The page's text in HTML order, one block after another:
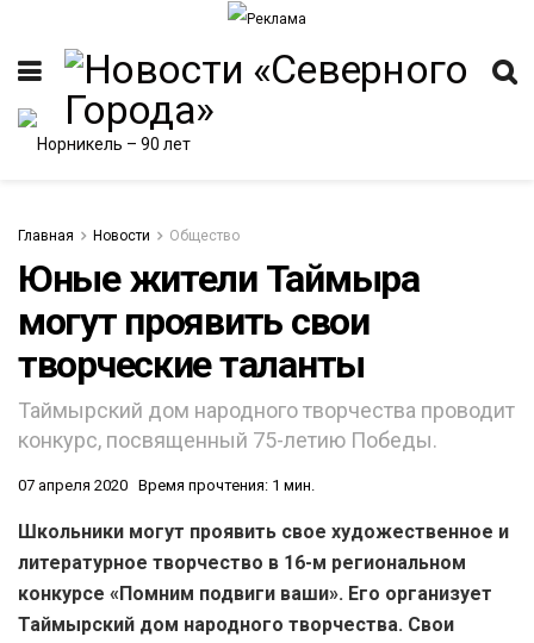
Главная Новости Общество
Юные жители Таймыра
могут проявить свои
творческие таланты
Таймырский дом народного творчества проводит
конкурс, посвященный 75-летию Победы.
07 апреля 2020 Время прочтения: 1 мин.
Школьники могут проявить свое художественное и
литературное творчество в 16-м региональном
конкурсе «Помним подвиги ваши». Его организует
Таймырский дом народного творчества. Свои